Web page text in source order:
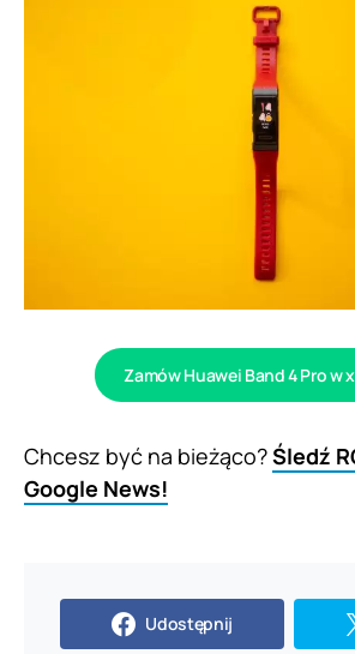
Zamów Huawei Band 4 Pro w
Chcesz być na bieżąco?Śledź
Google News!
Udostępnij